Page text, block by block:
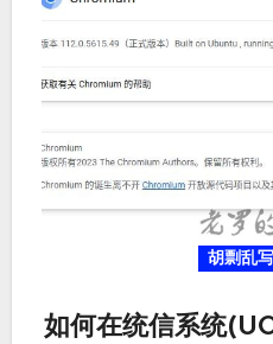
胡剽乱
如何在统信系统